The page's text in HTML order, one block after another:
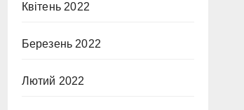
Квітень 2022
Березень 2022
Лютий 2022